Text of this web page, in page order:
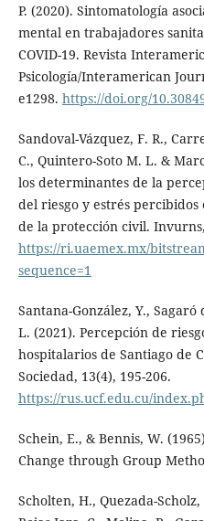
P. (2020). Sintomatología
mental en trabajadores
COVID-19. Revista
Psicología/Interamerican
e1298. https://doi.org/
Sandoval-Vázquez, F. R.,
C., Quintero-Soto M. L. &
los determinantes de la
del riesgo y estrés
de la protección civil.
https://ri.uaemex.mx/
sequence=1
Santana-González, Y.,
L. (2021). Percepción de
hospitalarios de Santiago de
Sociedad, 13(4), 195-206.
https://rus.ucf.edu.cu/
Schein, E., & Bennis, W.
Change through Group
Scholten, H., Quezada-